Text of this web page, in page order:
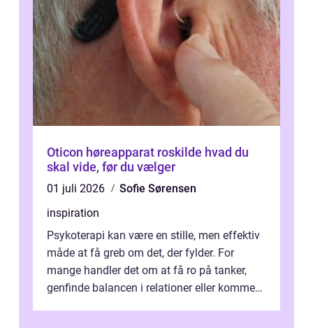
Oticon høreapparat roskilde hvad du
skal vide, før du vælger
01 juli 2026
Sofie Sørensen
inspiration
Psykoterapi kan være en stille, men effektiv
måde at få greb om det, der fylder. For
mange handler det om at få ro på tanker,
genfinde balancen i relationer eller komme